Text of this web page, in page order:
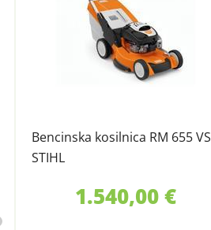
Bencinska kosilnica RM 655 VS
STIHL
1.540,00 €